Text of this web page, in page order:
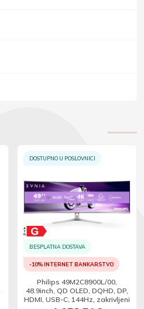
DOSTUPNO U POSLOVNICI
BESPLATNA DOSTAVA
-10% INTERNET BANKARSTVO
Philips 49M2C8900L/00,
48.9inch, QD OLED, DQHD, DP,
HDMI, USB-C, 144Hz, zakrivljeni